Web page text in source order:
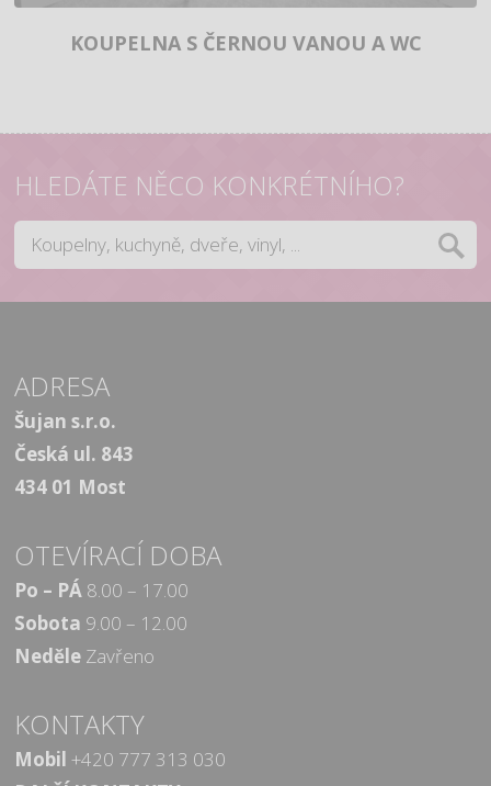
KOUPELNA S ČERNOU VANOU A WC
HLEDÁTE NĚCO KONKRÉTNÍHO?
ADRESA
Šujan s.r.o.
Česká ul. 843
434 01 Most
OTEVÍRACÍ DOBA
Po – PÁ 8.00 – 17.00
Sobota 9.00 – 12.00
Neděle Zavřeno
KONTAKTY
Mobil +420 777 313 030